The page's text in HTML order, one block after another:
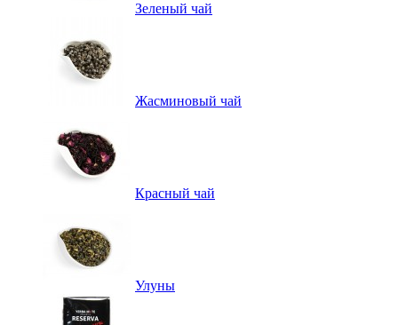
Зеленый чай
Жасминовый чай
Красный чай
Улуны